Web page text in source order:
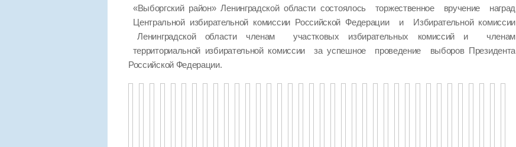
«Выборгский район» Ленинградской области состоялось торжественное вручение наград
Центральной избирательной комиссии Российской Федерации и Избирательной комиссии
Ленинградской области членам участковых избирательных комиссий и членам
территориальной избирательной комиссии за успешное проведение выборов Президента
Российской Федерации.